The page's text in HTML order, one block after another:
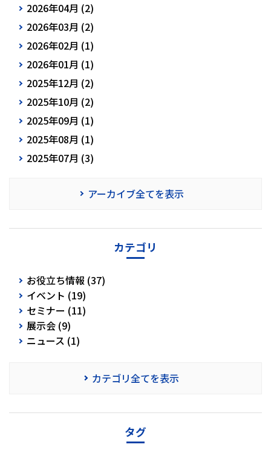
2026年04月 (2)
2026年03月 (2)
2026年02月 (1)
2026年01月 (1)
2025年12月 (2)
2025年10月 (2)
2025年09月 (1)
2025年08月 (1)
2025年07月 (3)
アーカイブ全てを表示
カテゴリ
お役立ち情報 (37)
イベント (19)
セミナー (11)
展示会 (9)
ニュース (1)
カテゴリ全てを表示
タグ